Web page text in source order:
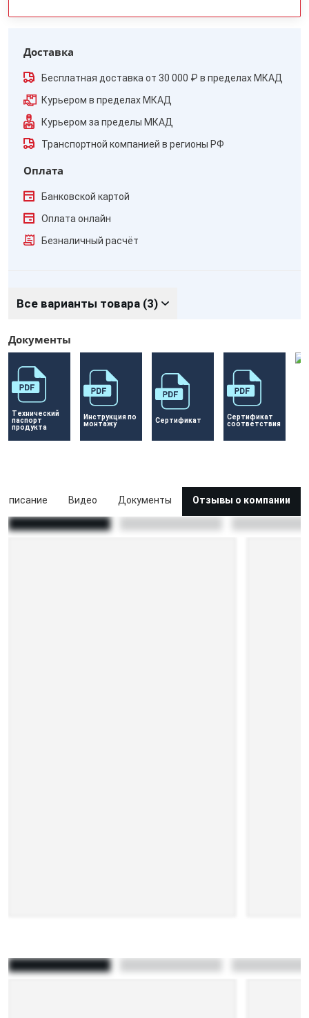
Доставка
Бесплатная доставка от 30 000 ₽ в пределах МКАД
Курьером в пределах МКАД
Курьером за пределы МКАД
Транспортной компанией в регионы РФ
Оплата
Банковской картой
Оплата онлайн
Безналичный расчёт
Все варианты товара (3)
Документы
Технический
паспорт
продукта
Инструкция по
монтажу
Сертификат
Сертификат
соответствия
Описание Видео Документы Отзывы о компании